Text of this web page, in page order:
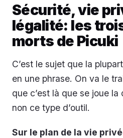
Sécurité, vie
légalité: les
morts de Picuki
C’est le sujet que la
en une phrase. On va le
que c’est là que se joue la
non ce type d’outil.
Sur le plan de la vie